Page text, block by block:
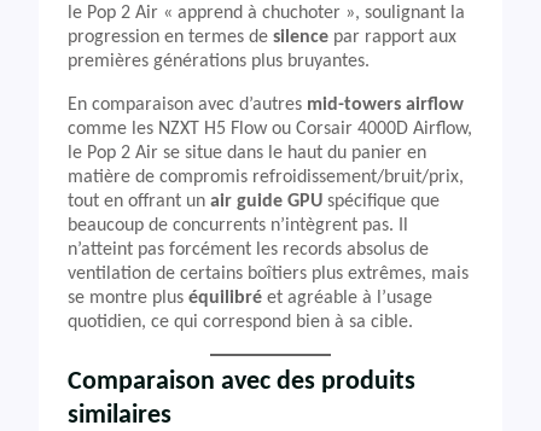
le Pop 2 Air « apprend à chuchoter », soulignant la
progression en termes de silence par rapport aux
premières générations plus bruyantes.
En comparaison avec d’autres mid-towers airflow
comme les NZXT H5 Flow ou Corsair 4000D Airflow,
le Pop 2 Air se situe dans le haut du panier en
matière de compromis refroidissement/bruit/prix,
tout en offrant un air guide GPU spécifique que
beaucoup de concurrents n’intègrent pas. Il
n’atteint pas forcément les records absolus de
ventilation de certains boîtiers plus extrêmes, mais
se montre plus équilibré et agréable à l’usage
quotidien, ce qui correspond bien à sa cible.
Comparaison avec des produits
similaires